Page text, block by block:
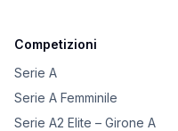
Competizioni
Serie A
Serie A Femminile
Serie A2 Elite – Girone A